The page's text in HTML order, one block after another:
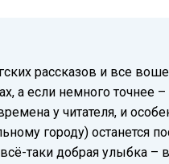
рассказов и все
а если немного точнее –
у читателя, и
городу) останется
таки добрая улыбка